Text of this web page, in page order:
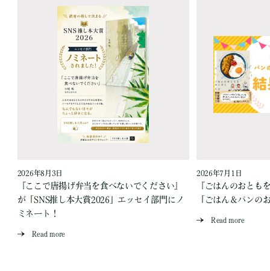
2026年8月3日
『ここで唐揚げ弁当を食べないでください』
が「SNS推し本大賞2026」エッセイ部門にノ
ミネート！
Read more
2026年7月1日
『ごはんのおとも
「ごはん＆パンの
Read more